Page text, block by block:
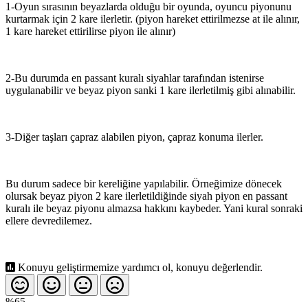
1-Oyun sırasının beyazlarda olduğu bir oyunda, oyuncu piyonunu
kurtarmak için 2 kare ilerletir. (piyon hareket ettirilmezse at ile alınır,
1 kare hareket ettirilirse piyon ile alınır)
2-Bu durumda en passant kuralı siyahlar tarafından istenirse
uygulanabilir ve beyaz piyon sanki 1 kare ilerletilmiş gibi alınabilir.
3-Diğer taşları çapraz alabilen piyon, çapraz konuma ilerler.
Bu durum sadece bir kereliğine yapılabilir. Örneğimize dönecek
olursak beyaz piyon 2 kare ilerletildiğinde siyah piyon en passant
kuralı ile beyaz piyonu almazsa hakkını kaybeder. Yani kural sonraki
ellere devredilemez.
Konuyu geliştirmemize yardımcı ol, konuyu değerlendir.